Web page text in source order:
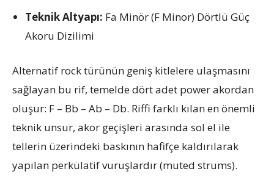
Teknik Altyapı: Fa Minör (F Minor) Dörtlü Güç
Akoru Dizilimi
Alternatif rock türünün geniş kitlelere ulaşmasını
sağlayan bu rif, temelde dört adet power akordan
oluşur: F – Bb – Ab – Db. Riffi farklı kılan en önemli
teknik unsur, akor geçişleri arasında sol el ile
tellerin üzerindeki baskının hafifçe kaldırılarak
yapılan perkülatif vuruşlardır (muted strums).